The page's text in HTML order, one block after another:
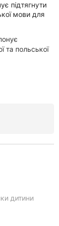
підтягнути
мови для
та польської
дитини